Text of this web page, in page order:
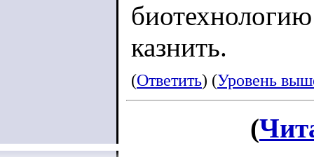
казнить.
(Ответить) (Уровень
(